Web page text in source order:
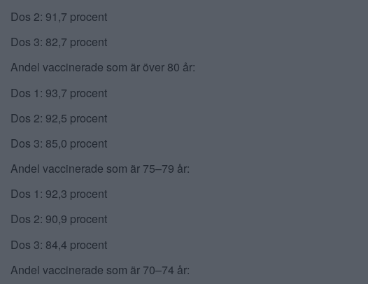
Dos 2: 91,7 procent
Dos 3: 82,7 procent
Andel vaccinerade som är över 80 år:
Dos 1: 93,7 procent
Dos 2: 92,5 procent
Dos 3: 85,0 procent
Andel vaccinerade som är 75–79 år:
Dos 1: 92,3 procent
Dos 2: 90,9 procent
Dos 3: 84,4 procent
Andel vaccinerade som är 70–74 år: